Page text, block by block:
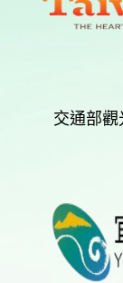
交通部觀